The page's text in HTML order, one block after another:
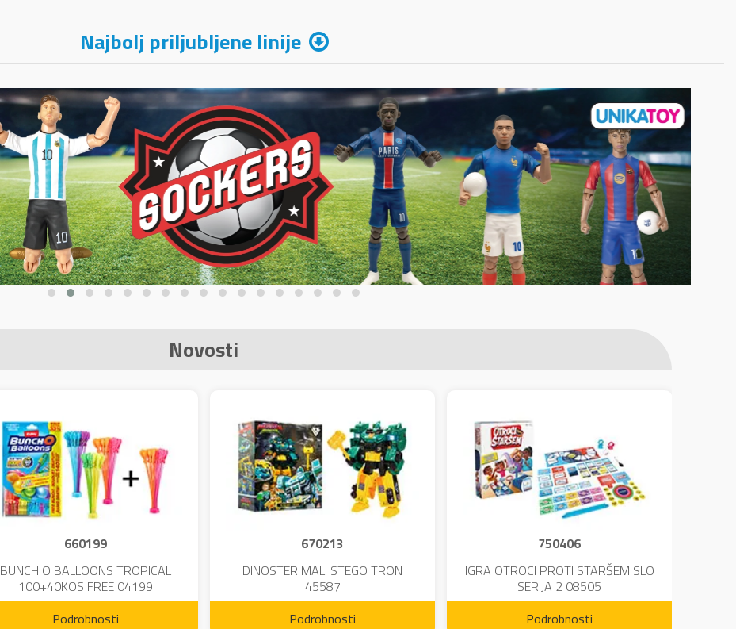
Najbolj priljubljene linije
Novosti
660199
BUNCH O BALLOONS TROPICAL
100+40KOS FREE 04199
Podrobnosti
670213
DINOSTER MALI STEGO TRON
45587
Podrobnosti
750406
IGRA OTROCI PROTI STARŠEM SLO
SERIJA 2 08505
Podrobnosti